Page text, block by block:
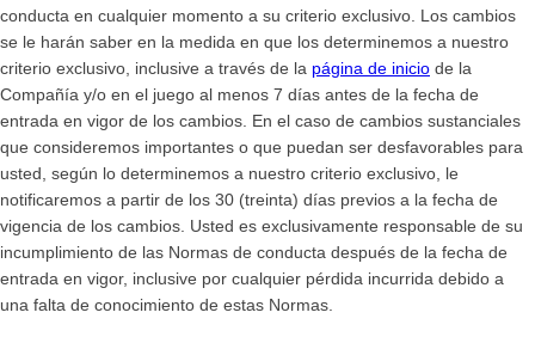
conducta en cualquier momento a su criterio exclusivo. Los cambios
se le harán saber en la medida en que los determinemos a nuestro
criterio exclusivo, inclusive a través de la página de inicio de la
Compañía y/o en el juego al menos 7 días antes de la fecha de
entrada en vigor de los cambios. En el caso de cambios sustanciales
que consideremos importantes o que puedan ser desfavorables para
usted, según lo determinemos a nuestro criterio exclusivo, le
notificaremos a partir de los 30 (treinta) días previos a la fecha de
vigencia de los cambios. Usted es exclusivamente responsable de su
incumplimiento de las Normas de conducta después de la fecha de
entrada en vigor, inclusive por cualquier pérdida incurrida debido a
una falta de conocimiento de estas Normas.